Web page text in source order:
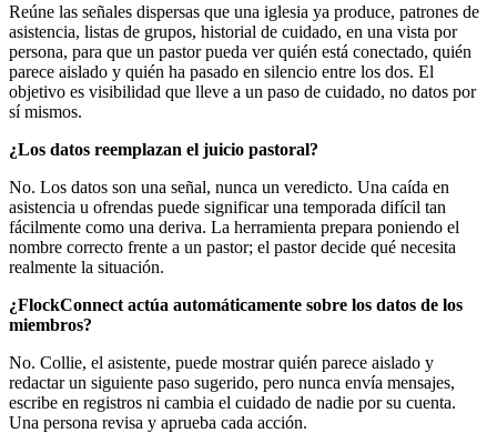
Reúne las señales dispersas que una iglesia ya produce, patrones de
asistencia, listas de grupos, historial de cuidado, en una vista por
persona, para que un pastor pueda ver quién está conectado, quién
parece aislado y quién ha pasado en silencio entre los dos. El
objetivo es visibilidad que lleve a un paso de cuidado, no datos por
sí mismos.
¿Los datos reemplazan el juicio pastoral?
No. Los datos son una señal, nunca un veredicto. Una caída en
asistencia u ofrendas puede significar una temporada difícil tan
fácilmente como una deriva. La herramienta prepara poniendo el
nombre correcto frente a un pastor; el pastor decide qué necesita
realmente la situación.
¿FlockConnect actúa automáticamente sobre los datos de los
miembros?
No. Collie, el asistente, puede mostrar quién parece aislado y
redactar un siguiente paso sugerido, pero nunca envía mensajes,
escribe en registros ni cambia el cuidado de nadie por su cuenta.
Una persona revisa y aprueba cada acción.